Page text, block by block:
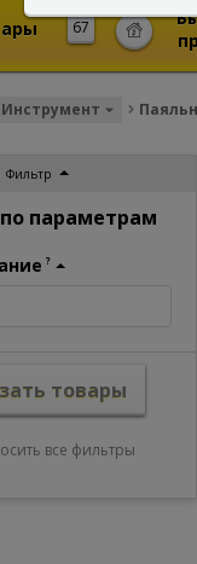
67
Инструмент
Фильтр
параметрам
?
товары
все фильтры